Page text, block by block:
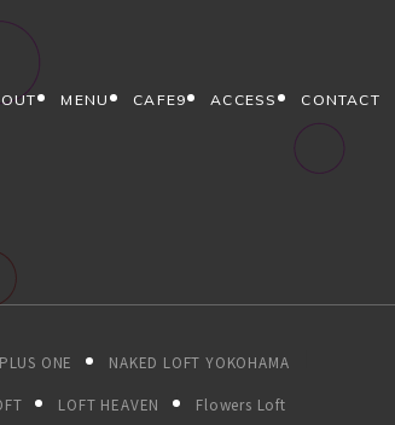
MENU CAFE9 ACCESS CONTACT
ONE NAKED LOFT YOKOHAMA
LOFT HEAVEN Flowers Loft